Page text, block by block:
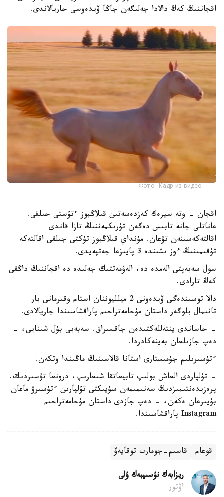
اقجاننىڭ كەڭ دالادا جەلىگەن جاڭا ۆيدەوسى جاريالاندى.
Фото: Кадр из видео
اقجان - وتە سيرەك كەزدەسەتىن قىلاڭبوز ءتۇستى جىلقى.
عاناتلى جانە تابىس دەگەن تۇرىكمەننىڭ تازا قاندى
اقالتەكەسىنەن تۋعان. مۇنداي قىلاڭبوز تۇكتى جىلقى اقالتەكە
تۇقىمىنىڭ ءوز ىشىندە 3 پايىزعا جەتپەيدى.
سول سەبەپتى الەمدە دە، الەۋمەتتىك جەلىدە دە اقجاننىڭ داڭقى
كەڭ تارادى.
دالا توسىندەگى ۆيدەونى 2 ميلليوننان استام وقىرمانى بار
تانىمال بلوگەر داستان مۇحامەتراحىم پاراقشاسىندا جاريالادى.
- جاساندى ينتەللەكتىدەن جاقسىراق. سەبەبى بۇل شىنايى، -
دەپ جازىلعان بەينەكادردا.
ءتۇسىرىلىم جۇمىستارى استانا قالاسىنىڭ ماڭىندا وتكەن.
- تۇلپاردى العاش بولىپ تابيعاتقا شىعارىپ، درونعا تۇسىردىك.
پرەزيدەنتىمىزدىڭ سەنىمىمەن سۇيىكتى تۇلپارىن ءتۇسىرۋ ماعان
بۇيىرعان ەكەن، - دەپ جازدى داستان مۇحامەتراحىم
Instagram پاراقشاسىندا.
قوعام قاسىم-جومارت توقايەۆ
ريزابەك نۇسىپبەك ۇلى
اۆتور